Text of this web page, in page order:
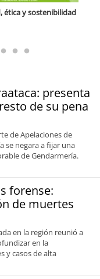
presenta
de su pena
de Apelaciones de
se negara a fijar una
de Gendarmería.
forense:
de muertes
en la región reunió a
en la
y casos de alta